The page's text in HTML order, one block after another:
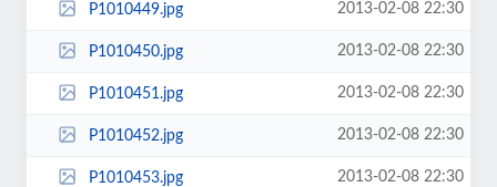
P1010449.jpg 2013-02-08 22:30
P1010450.jpg 2013-02-08 22:30
P1010451.jpg 2013-02-08 22:30
P1010452.jpg 2013-02-08 22:30
P1010453.jpg 2013-02-08 22:30